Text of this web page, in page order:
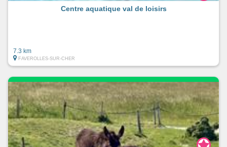
Centre aquatique val de loisirs
7.3 km
FAVEROLLES-SUR-CHER